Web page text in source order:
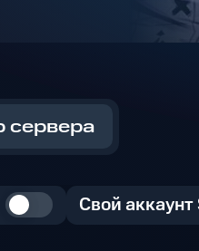
сервера
Свой аккаунт